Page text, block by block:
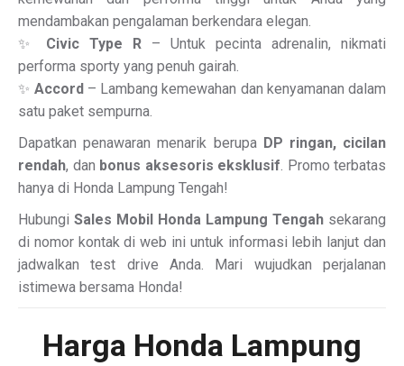
mendambakan pengalaman berkendara elegan.
✨ Civic Type R – Untuk pecinta adrenalin, nikmati
performa sporty yang penuh gairah.
✨ Accord– Lambang kemewahan dan kenyamanan dalam
satu paket sempurna.
Dapatkan penawaran menarik berupa DP ringan, cicilan
rendah, dan bonus aksesoris eksklusif. Promo terbatas
hanya di Honda Lampung Tengah!
Hubungi Sales Mobil Honda Lampung Tengah sekarang
di nomor kontak di web ini untuk informasi lebih lanjut dan
jadwalkan test drive Anda. Mari wujudkan perjalanan
istimewa bersama Honda!
Harga Honda Lampung